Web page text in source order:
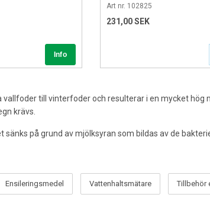
Art nr. 102825
231,00 SEK
till vinterfoder och resulterar i en mycket hög
krävs.
på grund av mjölksyran som bildas av de
där andra bakterier gynnats, eller att grödan
eller i tornsilo. Ibland händer det att grödan är
Ensileringsmedel Vattenhaltsmätare Tillbehör